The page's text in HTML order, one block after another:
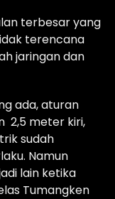
terbesar yang
terencana
jaringan dan
ada, aturan
2,5 meter kiri,
sudah
Namun
lain ketika
Tumangken